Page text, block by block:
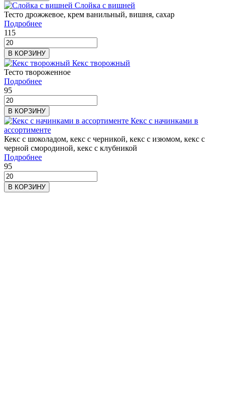
Слойка с вишней
Тесто дрожжевое, крем ванильный, вишня, сахар
Подробнее
115
В КОРЗИНУ
Кекс творожный
Тесто твороженное
Подробнее
95
В КОРЗИНУ
Кекс с начинками в
ассортименте
Кекс с шоколадом, кекс с черникой, кекс с изюмом, кекс с
черной смородиной, кекс с клубникой
Подробнее
95
В КОРЗИНУ